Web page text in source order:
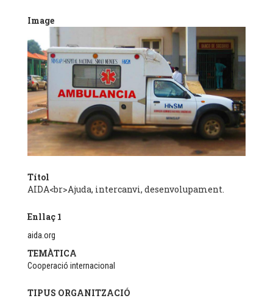
Image
Títol
AIDA<br>Ajuda, intercanvi, desenvolupament.
Enllaç 1
aida.org
TEMÀTICA
Cooperació internacional
TIPUS ORGANITZACIÓ